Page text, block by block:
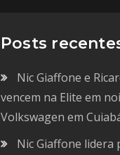
Posts
Nic Giaffone e
vencem na Elite em
Volkswagen em
Nic Giaffone lidera